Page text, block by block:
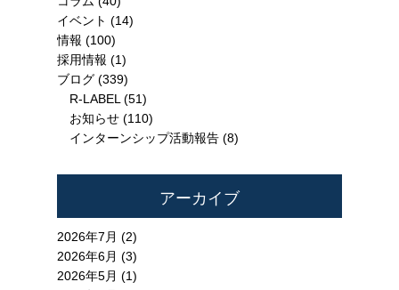
イベント (14)
情報 (100)
採用情報 (1)
ブログ (339)
R-LABEL (51)
お知らせ (110)
インターンシップ活動報告 (8)
アーカイブ
2026年7月 (2)
2026年6月 (3)
2026年5月 (1)